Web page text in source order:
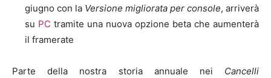
giugno con la Versione migliorata per console, arriverà
su PC tramite una nuova opzione beta che aumenterà
il framerate
Parte della nostra storia annuale nei Cancelli